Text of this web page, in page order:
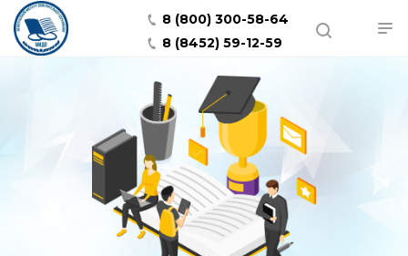
8 (800) 300-58-64
8 (8452) 59-12-59